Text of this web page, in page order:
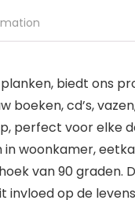
biedt ons
boeken, cd’s,
perfect voor elke
in woonkamer,
van 90 graden.
op de